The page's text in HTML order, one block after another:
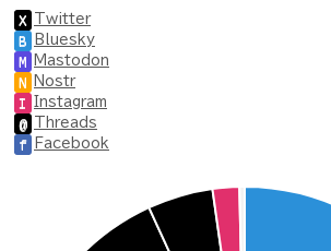
X Twitter
B Bluesky
M Mastodon
N Nostr
I Instagram
@ Threads
f Facebook